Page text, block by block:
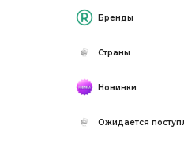
Бренды
Страны
Новинки
Ожидается